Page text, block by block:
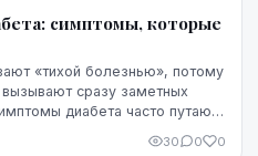
симптомы, которые
«тихой болезнью», потому
сразу заметных
диабета часто путают
30 0 0